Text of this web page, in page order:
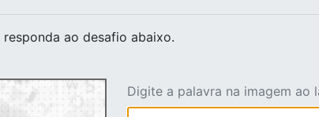
responda ao desafio abaixo.
Digite a palavra na imagem ao